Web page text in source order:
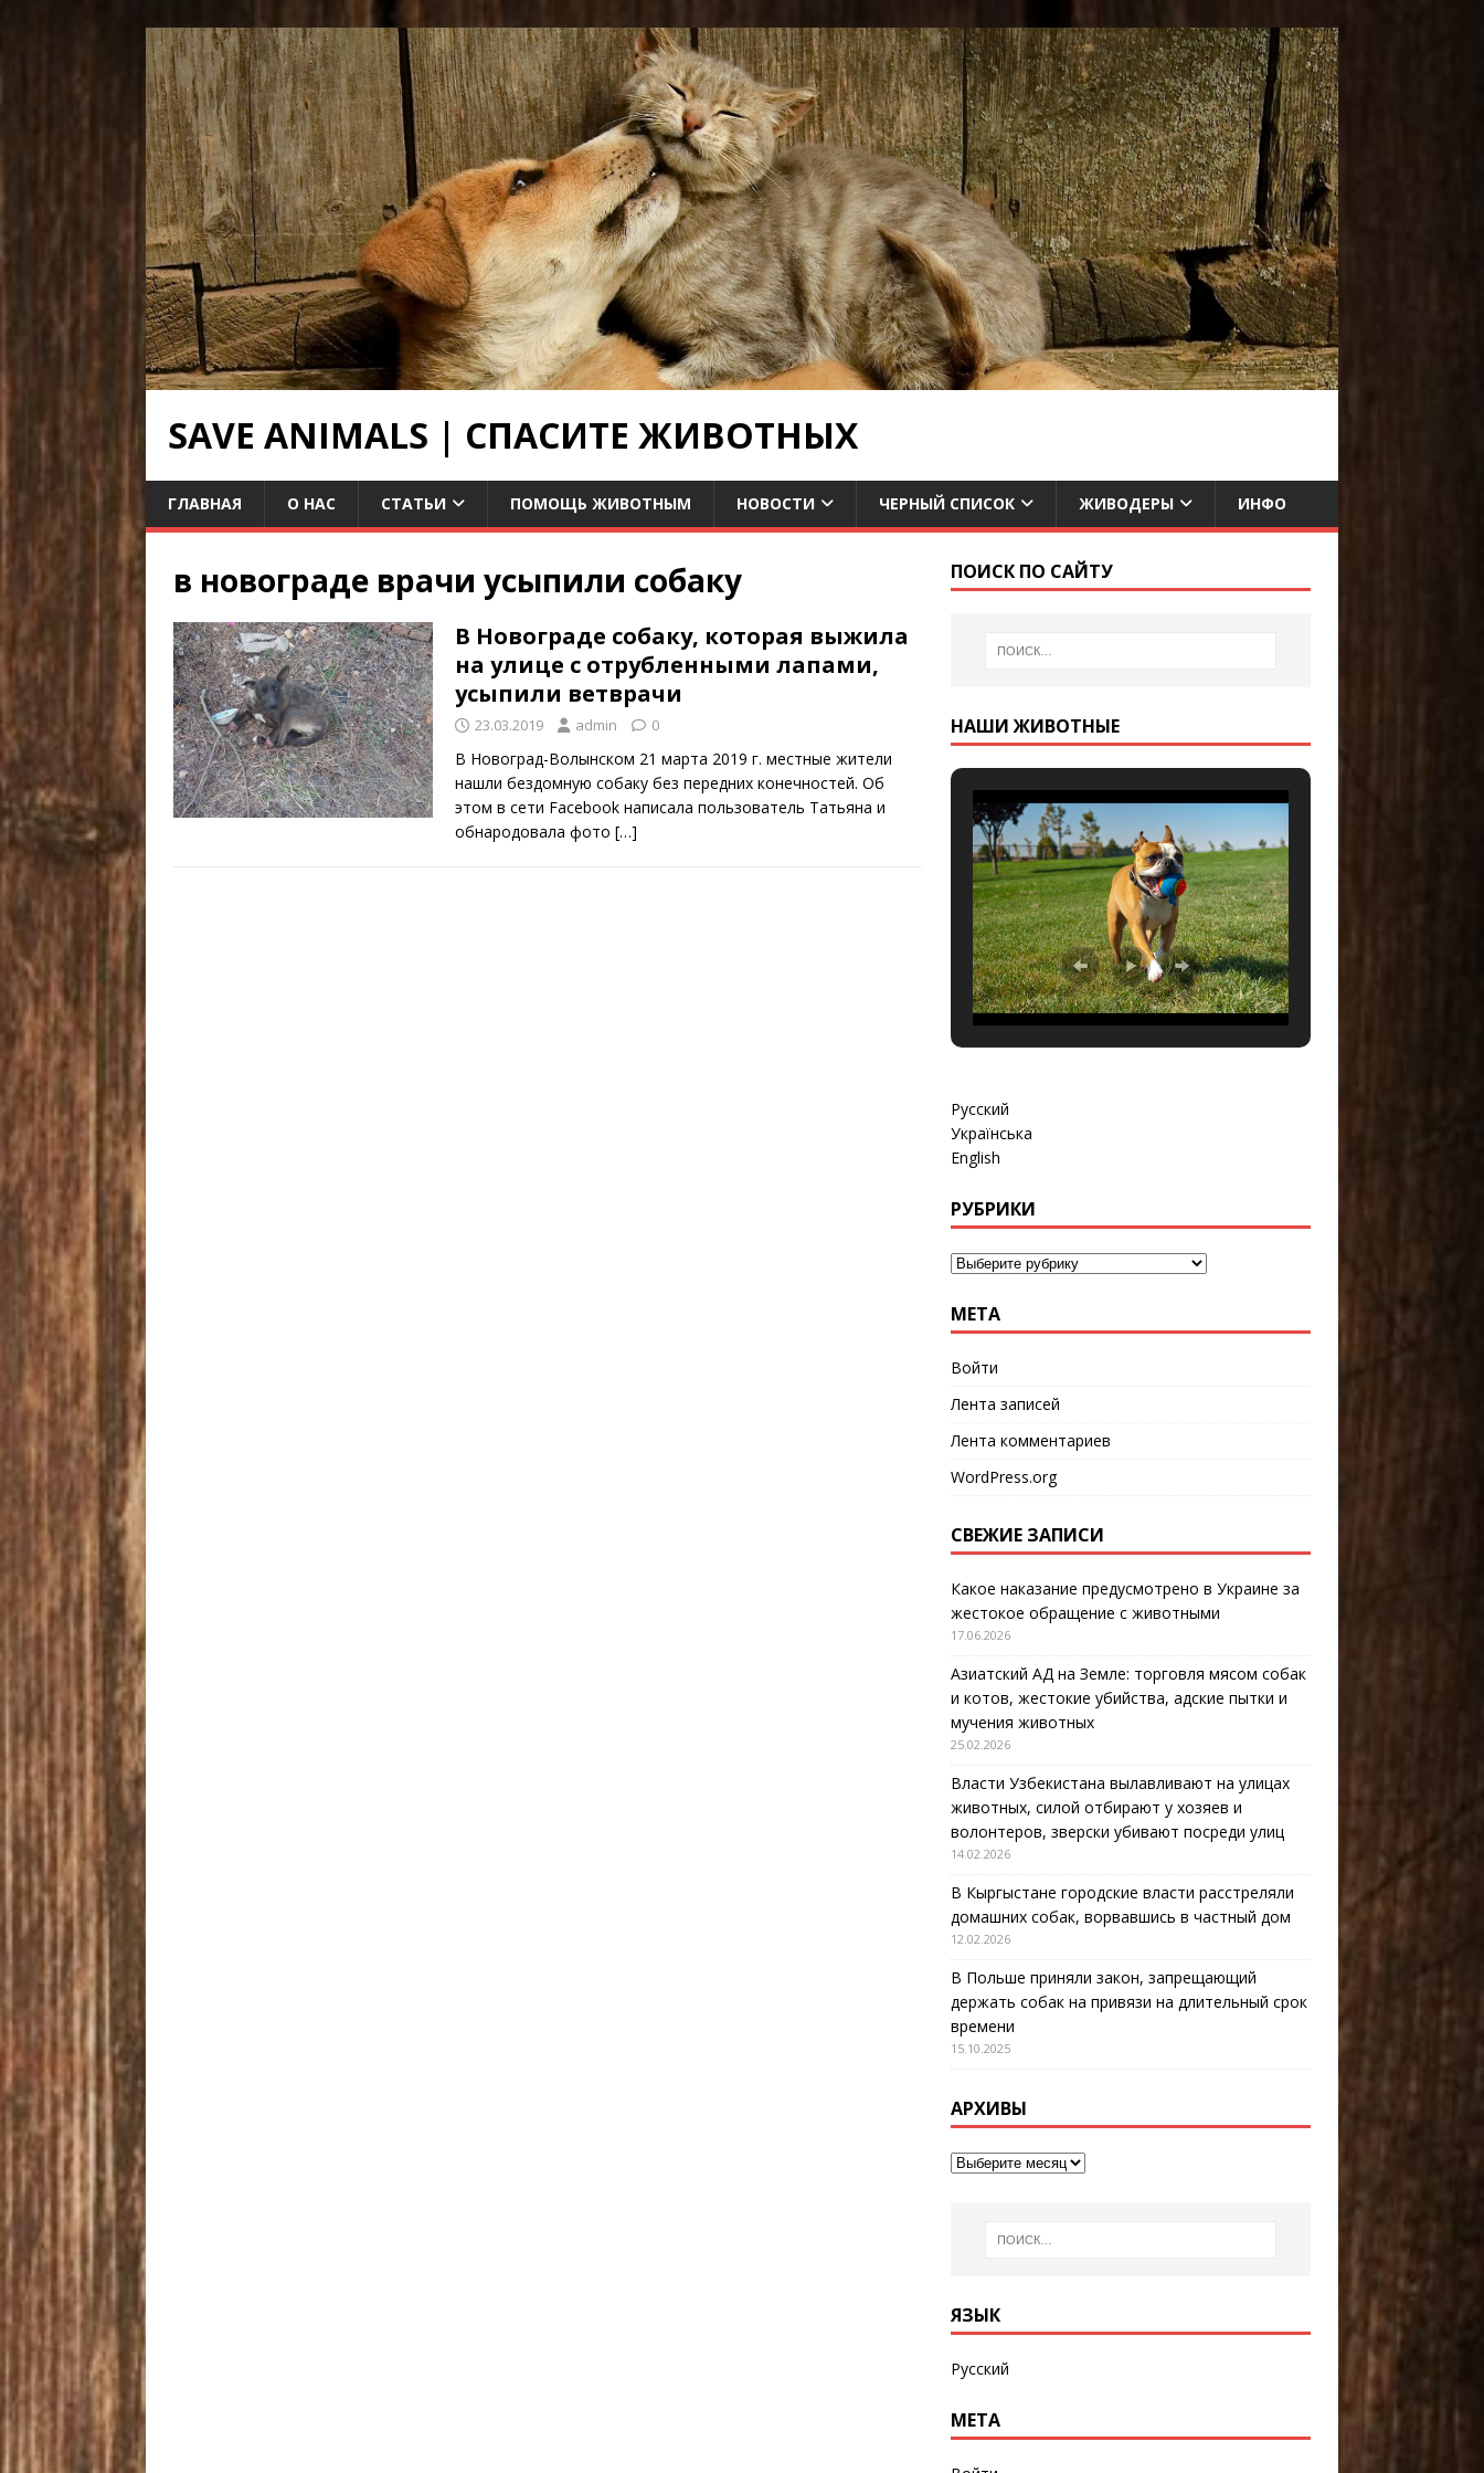
SAVE ANIMALS | СПАСИТЕ ЖИВОТНЫХ
ГЛАВНАЯ О НАС СТАТЬИ ПОМОЩЬ ЖИВОТНЫМ НОВОСТИ ЧЕРНЫЙ СПИСОК ЖИВОДЕРЫ ИНФО
в новограде врачи усыпили собаку
В Новограде собаку, которая выжила
на улице с отрубленными лапами,
усыпили ветврачи
23.03.2019 admin 0
В Новоград-Волынском 21 марта 2019 г. местные жители
нашли бездомную собаку без передних конечностей. Об
этом в сети Facebook написала пользователь Татьяна и
обнародовала фото […]
ПОИСК ПО САЙТУ
НАШИ ЖИВОТНЫЕ
Русский
Українська
English
РУБРИКИ
МЕТА
Войти
Лента записей
Лента комментариев
WordPress.org
СВЕЖИЕ ЗАПИСИ
Какое наказание предусмотрено в Украине за
жестокое обращение с животными
17.06.2026
Азиатский АД на Земле: торговля мясом собак
и котов, жестокие убийства, адские пытки и
мучения животных
25.02.2026
Власти Узбекистана вылавливают на улицах
животных, силой отбирают у хозяев и
волонтеров, зверски убивают посреди улиц
14.02.2026
В Кыргыстане городские власти расстреляли
домашних собак, ворвавшись в частный дом
12.02.2026
В Польше приняли закон, запрещающий
держать собак на привязи на длительный срок
времени
15.10.2025
АРХИВЫ
ЯЗЫК
Русский
МЕТА